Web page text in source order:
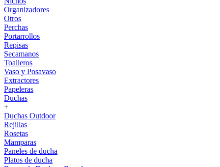
Organizadores
Otros
Perchas
Portarrollos
Repisas
Secamanos
Toalleros
Vaso y Posavaso
Extractores
Papeleras
Duchas
+
Duchas Outdoor
Rejillas
Rosetas
Mamparas
Paneles de ducha
Platos de ducha